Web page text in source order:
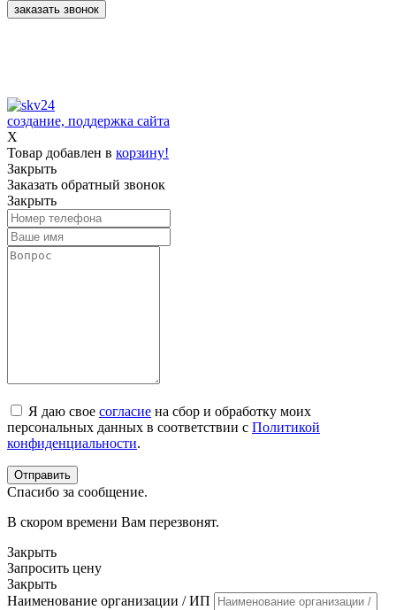
заказать звонок
создание, поддержка сайта
X
Товар добавлен в корзину!
Закрыть
Заказать обратный звонок
Закрыть
Я даю свое согласие на сбор и обработку моих
персональных данных в соответствии с Политикой
конфиденциальности.
Спасибо за сообщение.
В скором времени Вам перезвонят.
Закрыть
Запросить цену
Закрыть
Наименование организации / ИП